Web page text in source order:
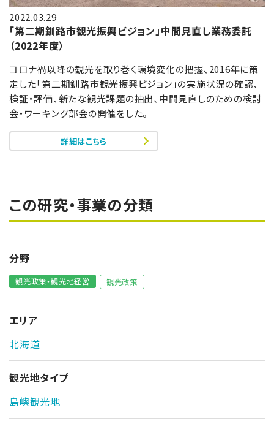
2022.03.29
「第二期釧路市観光振興ビジョン」中間見直し業務委託
（2022年度）
コロナ禍以降の観光を取り巻く環境変化の把握、2016年に策
定した「第二期釧路市観光振興ビジョン」の実施状況の確認、
検証・評価、新たな観光課題の抽出、中間見直しのための検討
会・ワーキング部会の開催をした。
詳細はこちら
この研究・事業の分類
分野
観光政策・観光地経営 観光政策
エリア
北海道
観光地タイプ
島嶼観光地